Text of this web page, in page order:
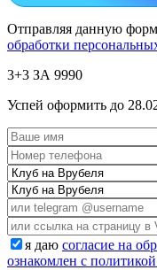
Отправляя данную
обработки
3+3 ЗА 9990
Успей оформить до
я даю согласие на
ознакомлен с